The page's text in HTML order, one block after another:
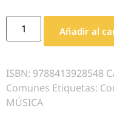
Añadir al
ISBN: 9788413928548
Comunes Etiquetas:
MÚSICA